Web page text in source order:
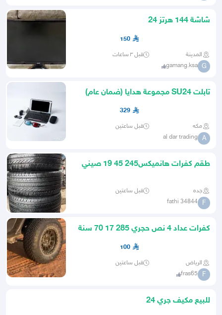
شاشة 144 هرتز 24
150
المدينة قبل ٣ ساعات
G
gamang.ksa
تابلت SU24 مجموعة هدايا (ضمان عام)
329
مكه قبل ساعتين
A
al dar trading
طقم كفرات هانميكس245 45 19 صيني
جده قبل ساعتين
F
fathi 34844
كفرات عداد 4 نص حجري 285 17 70 سنة
100
الرياض قبل ساعتين
F
fras65
للبيع مكيف جري 24